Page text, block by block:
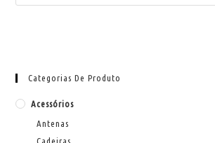
Categorias De Produto
Acessórios
Antenas
Cadeiras